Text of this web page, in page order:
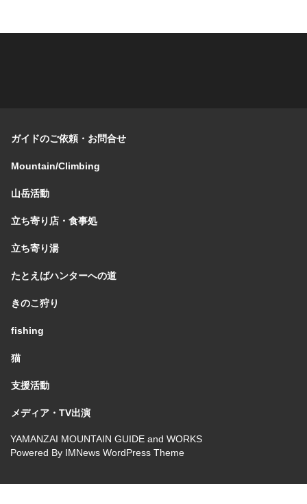
ガイドのご依頼・お問合せ
Mountain/Climbing
山岳活動
立ち寄り店・食事処
立ち寄り湯
たとえばハンターへの道
きのこ狩り
fishing
猫
支援活動
メディア・TV出演
YAMANZAI MOUNTAIN GUIDE and WORKS
Powered By IMNews WordPress Theme